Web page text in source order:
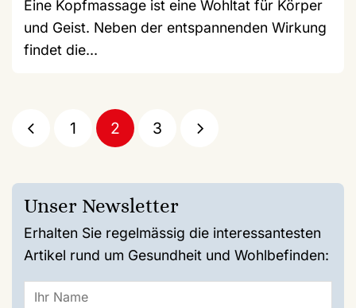
Eine Kopfmassage ist eine Wohltat für Körper
und Geist. Neben der entspannenden Wirkung
findet die...
1 2 3
Unser Newsletter
Erhalten Sie regelmässig die interessantesten
Artikel rund um Gesundheit und Wohlbefinden: